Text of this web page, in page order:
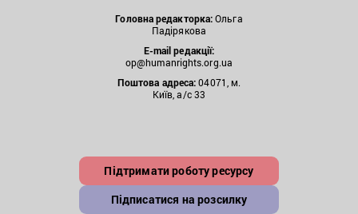
Головна редакторка:Ольга
Падірякова
E-mail редакції:
op@humanrights.org.ua
Поштова адреса:04071, м.
Київ, а/с 33
Підтримати роботу ресурсу
Підписатися на розсилку